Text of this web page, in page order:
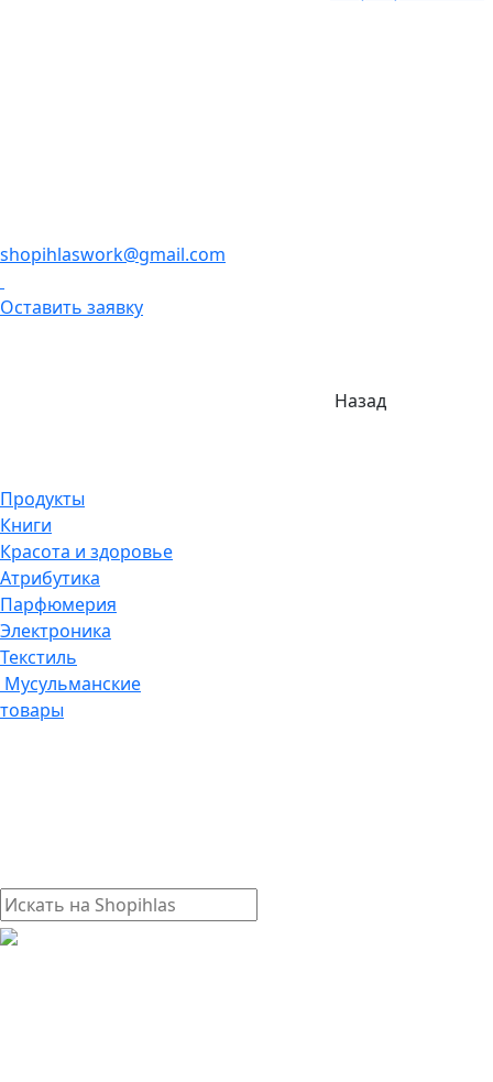
shopihlaswork@gmail.com
Оставить заявку
Назад
Продукты
Книги
Красота и здоровье
Атрибутика
Парфюмерия
Электроника
Текстиль
Мусульманские
товары